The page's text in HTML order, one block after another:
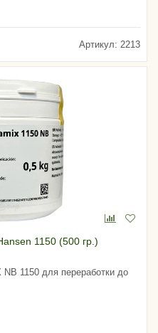
Артикул: 2213
1150 (500 гр.)
1150 для переработки до